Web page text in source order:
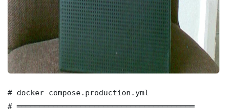
# docker-compose.production.yml
# ═══════════════════════════════════════